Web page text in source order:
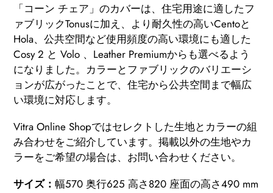
「コーン チェア」のカバーは、住宅用途に適したフ
ァブリックTonusに加え、より耐久性の高いCentoと
Hola、公共空間など使用頻度の高い環境にも適した
Cosy 2 と Volo 、Leather Premiumからも選べるよう
になりました。カラーとファブリックのバリエーシ
ョンが広がったことで、住宅から公共空間まで幅広
い環境に対応します。
Vitra Online Shopではセレクトした生地とカラーの組
み合わせをご紹介しています。掲載以外の生地やカ
ラーをご希望の場合は、お問い合わせください。
サイズ： 幅570 奥行625 高さ820 座面の高さ490 mm